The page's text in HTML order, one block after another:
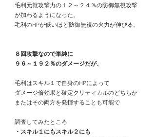
毛利元就攻撃力の１２～２４％の防御無視攻撃
が加わるようになった。
毛利のHPが低いほど防御無視の火力が伸びる。
８回攻撃なので単純に
９６～１９２％のダメージだが、
毛利はスキル１で自身のHPによって
ダメージ倍効果と確定クリティカルのどちらか
またはその両方を発揮することも可能で
調査してみたところ
・スキル１にもスキル２にも